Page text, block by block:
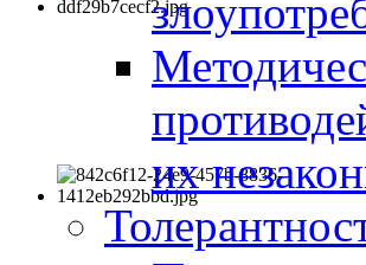
их